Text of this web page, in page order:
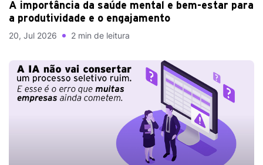
A importância da saúde mental e bem-estar para
a produtividade e o engajamento
20, Jul 2026 2 min de leitura